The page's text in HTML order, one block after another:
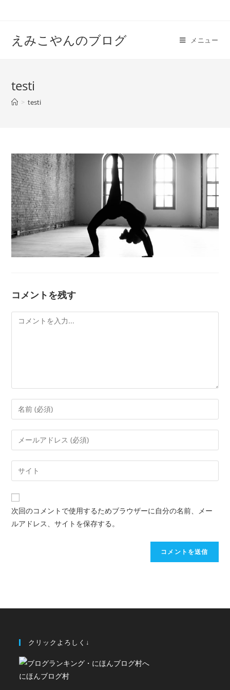
えみこやんのブログ メニュー
testi
> testi
コメントを残す
次回のコメントで使用するためブラウザーに自分の名前、メー
ルアドレス、サイトを保存する。
クリックよろしく↓
にほんブログ村